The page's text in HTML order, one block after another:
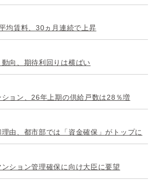
均賃料、30ヵ月連続で上昇
向、期待利回りは横ばい
ョン、26年上期の供給戸数は28％増
由、都市部では「資金確保」がトップに
ション管理確保に向け大臣に要望